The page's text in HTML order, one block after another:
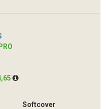
Softcover